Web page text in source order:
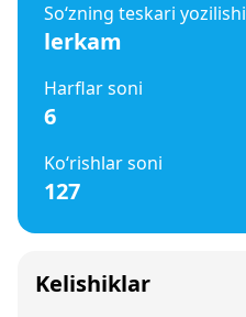
So‘zning teskari yozilishi
lerkam
Harflar soni
6
Ko‘rishlar soni
127
Kelishiklar